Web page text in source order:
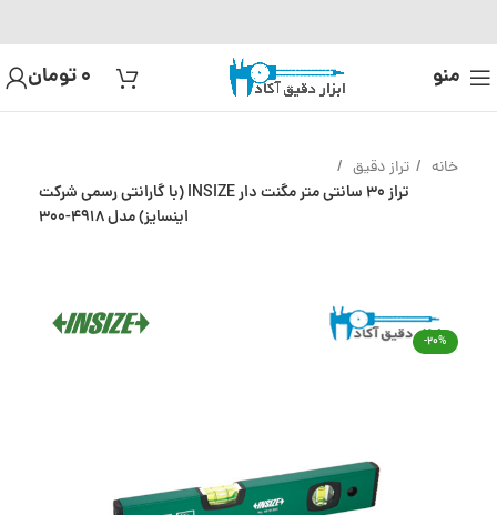
منو 0تومان
خانه تراز دقیق
تراز 30 سانتی متر مگنت دار INSIZE (با گارانتی رسمی شرکت
اینسایز) مدل 4918-300
-20%